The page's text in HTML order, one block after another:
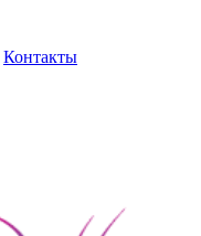
Контакты